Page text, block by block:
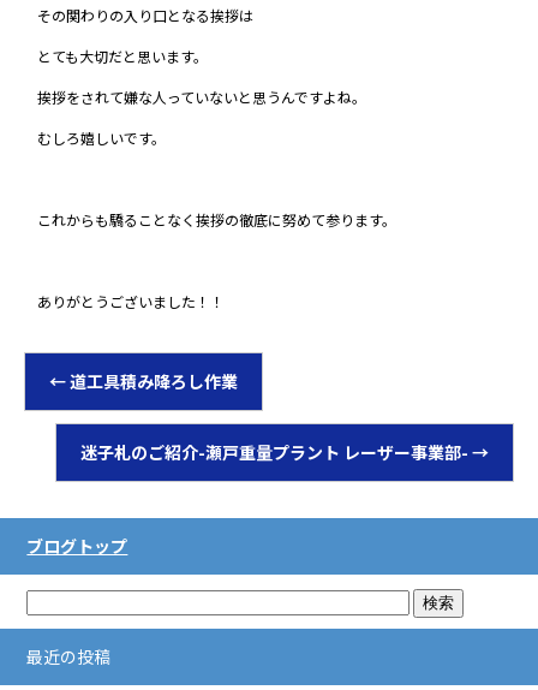
その関わりの入り口となる挨拶は
とても大切だと思います。
挨拶をされて嫌な人っていないと思うんですよね。
むしろ嬉しいです。
これからも驕ることなく挨拶の徹底に努めて参ります。
ありがとうございました！！
←道工具積み降ろし作業
迷子札のご紹介-瀬戸重量プラント レーザー事業部- →
ブログトップ
最近の投稿